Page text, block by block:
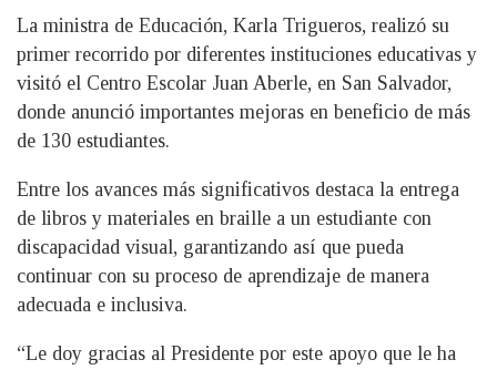
La ministra de Educación, Karla Trigueros, realizó su
primer recorrido por diferentes instituciones educativas y
visitó el Centro Escolar Juan Aberle, en San Salvador,
donde anunció importantes mejoras en beneficio de más
de 130 estudiantes.
Entre los avances más significativos destaca la entrega
de libros y materiales en braille a un estudiante con
discapacidad visual, garantizando así que pueda
continuar con su proceso de aprendizaje de manera
adecuada e inclusiva.
“Le doy gracias al Presidente por este apoyo que le ha